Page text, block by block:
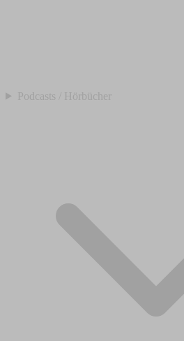
Podcasts / Hörbücher